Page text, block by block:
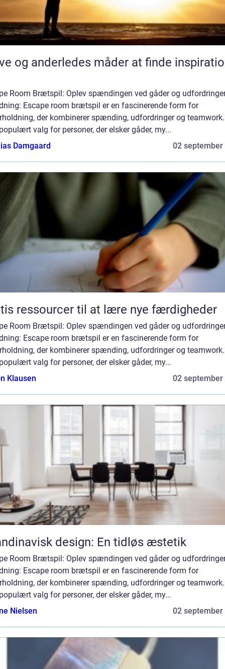
og anderledes måder at finde
Room Brætspil: Oplev spændingen ved gåder og
Escape room brætspil er en fascinerende form for
der kombinerer spænding, udfordringer og
valg for personer, der elsker gåder, my...
Damgaard
02 september
ressourcer til at lære nye færdigheder
Room Brætspil: Oplev spændingen ved gåder og
Escape room brætspil er en fascinerende form for
der kombinerer spænding, udfordringer og
valg for personer, der elsker gåder, my...
Klausen
02 september
design: En tidløs æstetik
Room Brætspil: Oplev spændingen ved gåder og
Escape room brætspil er en fascinerende form for
der kombinerer spænding, udfordringer og
valg for personer, der elsker gåder, my...
Nielsen
02 september